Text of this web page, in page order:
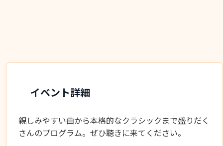
イベント詳細
親しみやすい曲から本格的なクラシックまで盛りだく
さんのプログラム。ぜひ聴きに来てください。